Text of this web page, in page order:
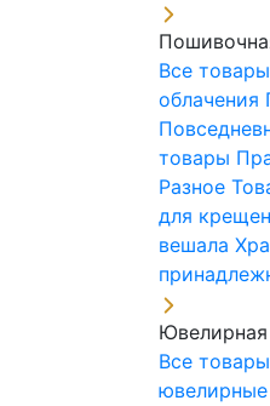
Все товары
облачения
товары
Разное
для
вешала
Все товары
ювелирные